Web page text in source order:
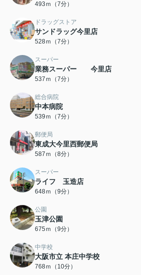
493ｍ（7分）
ドラッグストア
サンドラッグ今里店
528ｍ（7分）
スーパー
業務スーパー 今里店
537ｍ（7分）
総合病院
中本病院
539ｍ（7分）
郵便局
東成大今里西郵便局
587ｍ（8分）
スーパー
ライフ 玉造店
648ｍ（9分）
公園
玉津公園
675ｍ（9分）
中学校
大阪市立 本庄中学校
768ｍ（10分）